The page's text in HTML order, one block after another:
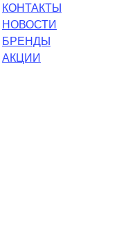
КОНТАКТЫ
НОВОСТИ
БРЕНДЫ
АКЦИИ